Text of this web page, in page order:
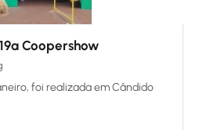
Coopershow
foi realizada em Cândido